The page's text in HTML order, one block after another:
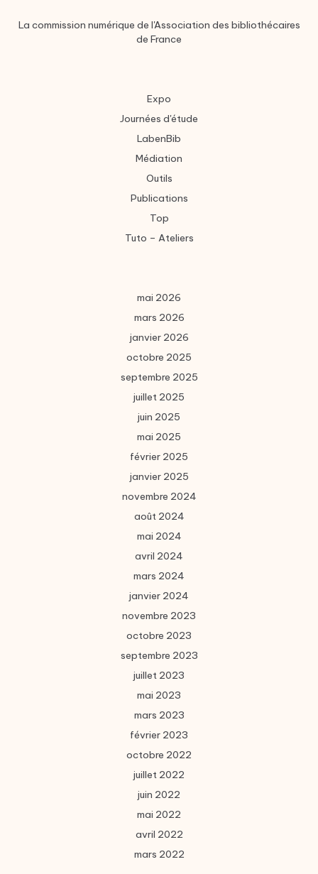
La commission numérique de l'Association des bibliothécaires
de France
Expo
Journées d'étude
LabenBib
Médiation
Outils
Publications
Top
Tuto – Ateliers
mai 2026
mars 2026
janvier 2026
octobre 2025
septembre 2025
juillet 2025
juin 2025
mai 2025
février 2025
janvier 2025
novembre 2024
août 2024
mai 2024
avril 2024
mars 2024
janvier 2024
novembre 2023
octobre 2023
septembre 2023
juillet 2023
mai 2023
mars 2023
février 2023
octobre 2022
juillet 2022
juin 2022
mai 2022
avril 2022
mars 2022